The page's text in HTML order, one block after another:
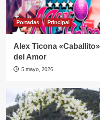
Portadas Principal
Alex Ticona
del Amor
5 mayo, 2026